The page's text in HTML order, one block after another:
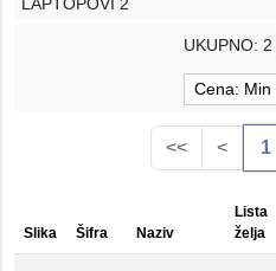
UKUPNO: 2
Cena: Min
<< < 1
Slika Šifra Naziv
Lista
želja